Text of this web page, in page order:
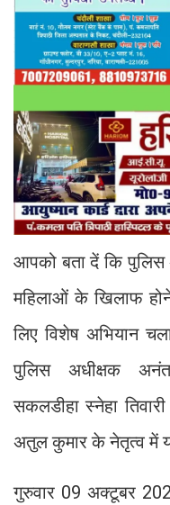
आपको बता दें कि पुलिस
महिलाओं के खिलाफ
लिए विशेष अभियान
पुलिस अधीक्षक
सकलडीहा स्नेहा
अतुल कुमार के नेतृत्व में
गुरुवार 09 अक्टूबर